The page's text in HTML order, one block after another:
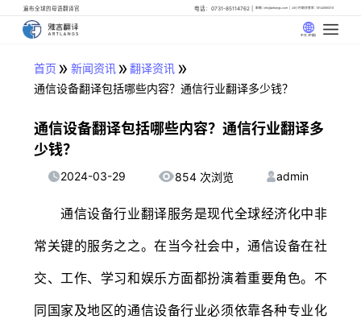
遍布全球的母语翻译官 电话：0731-85114762 邮箱: info@artlangs.com 24小时翻译管家: 18142666316
中文 (中国)
首页 » 新闻资讯» 翻译资讯 »
通信设备翻译包括哪些内容？通信行业翻译多少钱？
通信设备翻译包括哪些内容？通信行业翻译多
少钱？
2024-03-29 854 次浏览 admin
通信设备行业翻译服务是现代全球经济化中非
常关键的服务之之。在当今社会中，通信设备在社
交、工作、学习和娱乐方面都扮演着重要角色。不
同国家及地区的通信设备行业必须依靠各种专业化